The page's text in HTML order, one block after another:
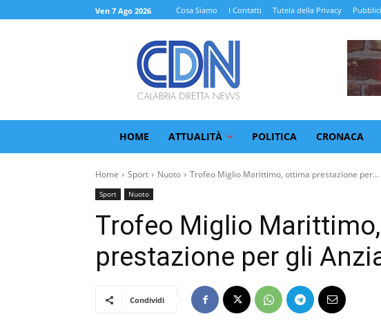
Ven 7 Ago 2026 Cosa Siamo I Contatti Tutela della Privacy
HOME ATTUALITÀ POLITICA CRONACA
Home Sport Nuoto Trofeo Miglio Marittimo, ottima prestazione per...
Sport Nuoto
Trofeo Miglio
prestazione per gli
Condividi